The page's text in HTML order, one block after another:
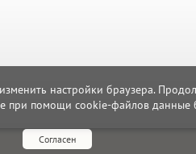
настройки браузера.
при помощи cookie-файлов данные
Согласен